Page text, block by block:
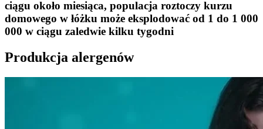
ciągu około miesiąca, populacja roztoczy kurzu
domowego w łóżku może eksplodować od 1 do 1 000
000 w ciągu zaledwie kilku tygodni
Produkcja alergenów